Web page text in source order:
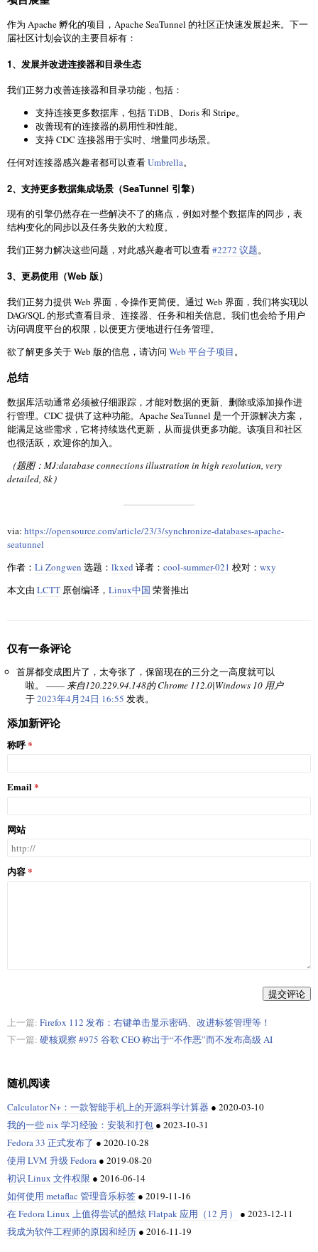
作为 Apache 孵化的项目，Apache SeaTunnel 的社区正快速发展起来。下一
届社区计划会议的主要目标有：
1、发展并改进连接器和目录生态
我们正努力改善连接器和目录功能，包括：
支持连接更多数据库，包括 TiDB、Doris 和 Stripe。
改善现有的连接器的易用性和性能。
支持 CDC 连接器用于实时、增量同步场景。
任何对连接器感兴趣者都可以查看Umbrella。
2、支持更多数据集成场景（SeaTunnel 引擎）
现有的引擎仍然存在一些解决不了的痛点，例如对整个数据库的同步，表
结构变化的同步以及任务失败的大粒度。
我们正努力解决这些问题，对此感兴趣者可以查看#2272 议题。
3、更易使用（Web 版）
我们正努力提供 Web 界面，令操作更简便。通过 Web 界面，我们将实现以
DAG/SQL 的形式查看目录、连接器、任务和相关信息。我们也会给予用户
访问调度平台的权限，以便更方便地进行任务管理。
欲了解更多关于 Web 版的信息，请访问 Web 平台子项目。
总结
数据库活动通常必须被仔细跟踪，才能对数据的更新、删除或添加操作进
行管理。CDC 提供了这种功能。Apache SeaTunnel 是一个开源解决方案，
能满足这些需求，它将持续迭代更新，从而提供更多功能。该项目和社区
也很活跃，欢迎你的加入。
（题图：MJ:database connections illustration in high resolution, very
detailed, 8k）
via: https://opensource.com/article/23/3/synchronize-databases-apache-
seatunnel
作者： Li Zongwen 选题： lkxed 译者： cool-summer-021 校对： wxy
本文由 LCTT 原创编译， Linux中国 荣誉推出
仅有一条评论
首屏都变成图片了，太夸张了，保留现在的三分之一高度就可以
啦。 —— 来自120.229.94.148的 Chrome 112.0|Windows 10 用户
于2023年4月24日 16:55 发表。
添加新评论
称呼
Email
网站
内容
提交评论
上一篇: Firefox 112 发布：右键单击显示密码、改进标签管理等！
下一篇: 硬核观察 #975 谷歌 CEO 称出于“不作恶”而不发布高级 AI
随机阅读
Calculator N+：一款智能手机上的开源科学计算器 ● 2020-03-10
我的一些 nix 学习经验：安装和打包 ● 2023-10-31
Fedora 33 正式发布了 ● 2020-10-28
使用 LVM 升级 Fedora ● 2019-08-20
初识 Linux 文件权限 ● 2016-06-14
如何使用 metaflac 管理音乐标签 ● 2019-11-16
在 Fedora Linux 上值得尝试的酷炫 Flatpak 应用（12 月）
● 2023-12-11
我成为软件工程师的原因和经历 ● 2016-11-19